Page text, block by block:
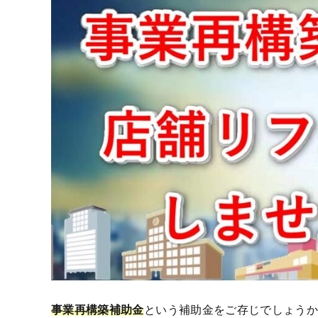
事業再構築補助金という補助金をご存じでしょう